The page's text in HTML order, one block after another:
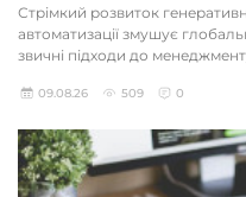
Стрімкий розвиток
автоматизації змушує
звичні підходи до
09.08.26 509 0